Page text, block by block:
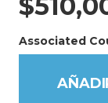
Associated